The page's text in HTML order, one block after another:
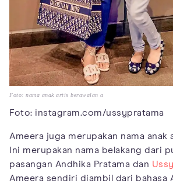
Foto: nama anak artis berawalan a
Foto: instagram.com/ussypratama
Ameera juga merupakan nama anak
Ini merupakan nama belakang dari
pasangan Andhika Pratama dan
Ameera sendiri diambil dari bahasa